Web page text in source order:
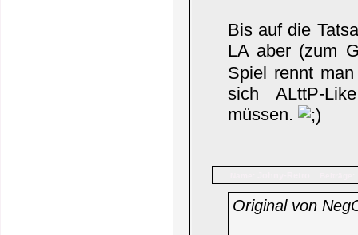
Bis auf die
LA aber (zum
Spiel rennt
sich ALttP-
müssen.
Original von